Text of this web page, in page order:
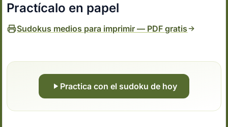
Practícalo en papel
Sudokus medios para imprimir — PDF gratis
Practica con el sudoku de hoy